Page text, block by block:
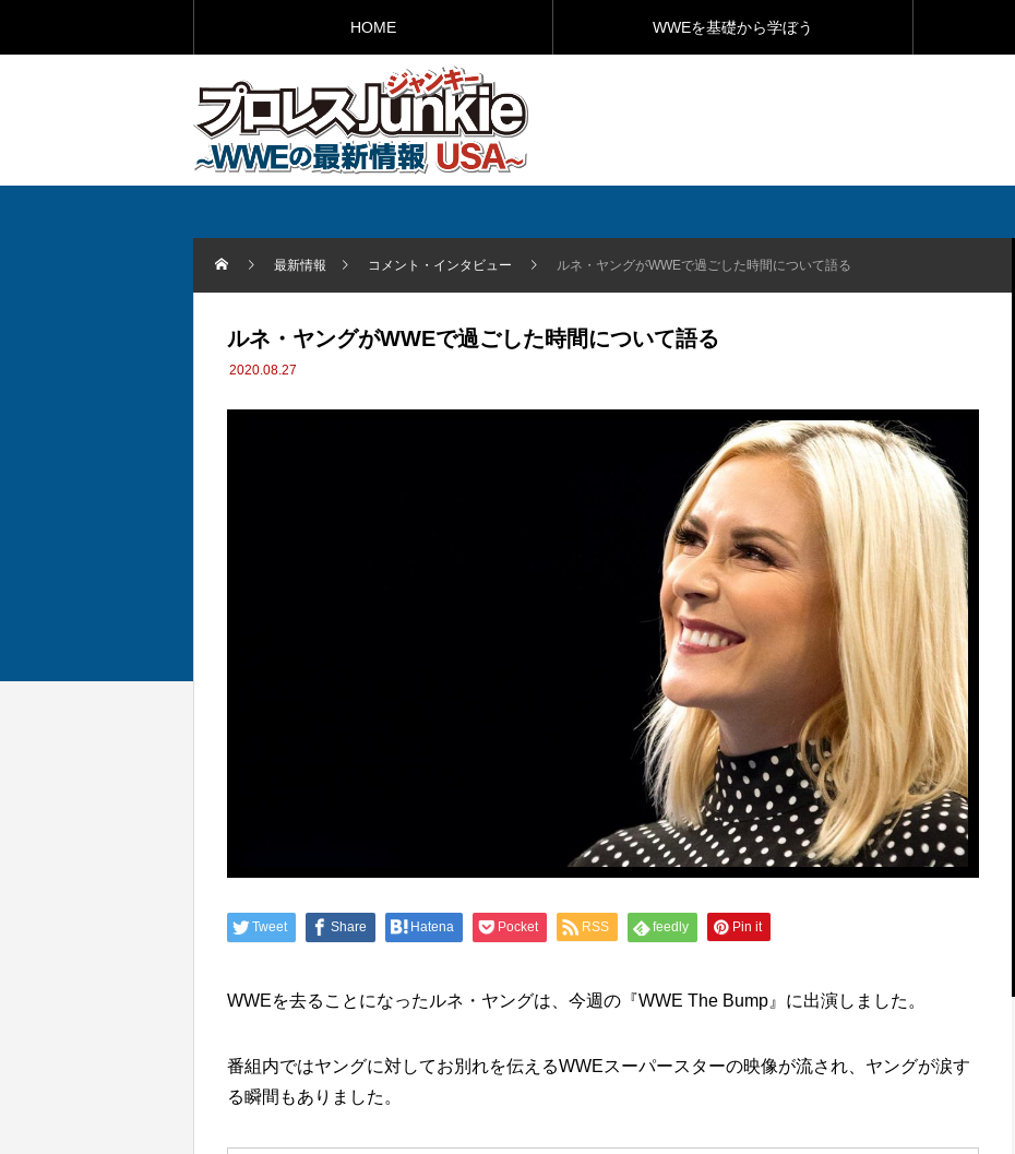
HOME WWEを基礎から学ぼう
最新情報 コメント・インタビュー ルネ・ヤングがWWEで過ごした時間について語る
ルネ・ヤングがWWEで過ごした時間について語る
2020.08.27
Tweet Share Hatena Pocket RSS feedly Pin it
WWEを去ることになったルネ・ヤングは、今週の『WWE The Bump』に出演しました。
番組内ではヤングに対してお別れを伝えるWWEスーパースターの映像が流され、ヤングが涙す
る瞬間もありました。